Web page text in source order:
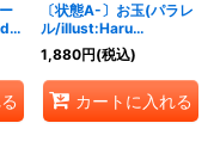
〔状態A-〕お玉(パラレ
ル/illust:Haru
Miyajima)【R/P】
{OP07-022}
1,880円(税込)
カートに入れる